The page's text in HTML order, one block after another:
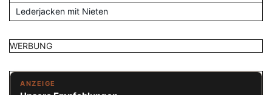
Lederjacken mit Nieten
WERBUNG
ANZEIGE